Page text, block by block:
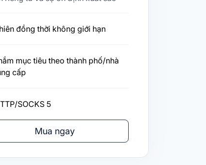
đồng thời không giới hạn
mục tiêu theo thành phố/nhà
cấp
SOCKS 5
Mua ngay